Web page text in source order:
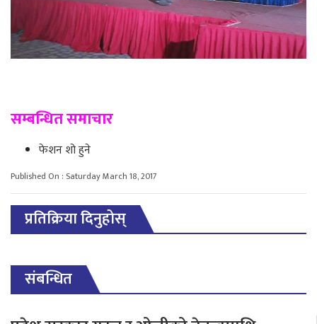
सम्बन्धित समाचार
फेशन शो हुने
Published On : Saturday March 18, 2017
प्रतिक्रिया दिनुहोस्
संबन्धित